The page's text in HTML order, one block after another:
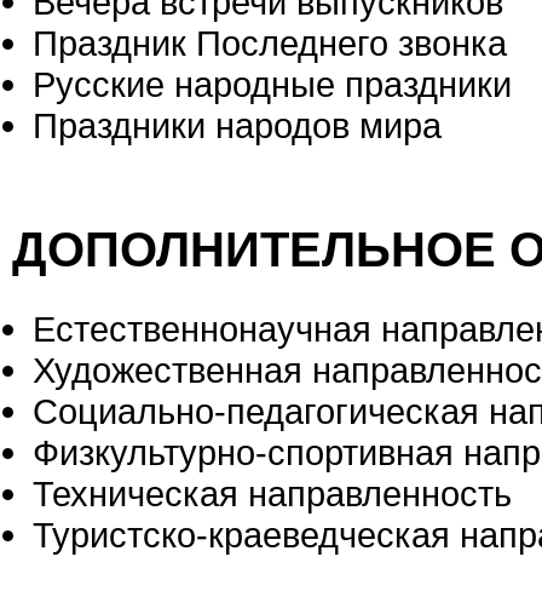
Праздник Последнего звонка
Русские народные праздники
Праздники народов мира
ДОПОЛНИТЕЛЬНОЕ
Естественнонаучная
Художественная
Социально-педагогическая
Физкультурно-спортивная
Техническая направленность
Туристско-краеведческая